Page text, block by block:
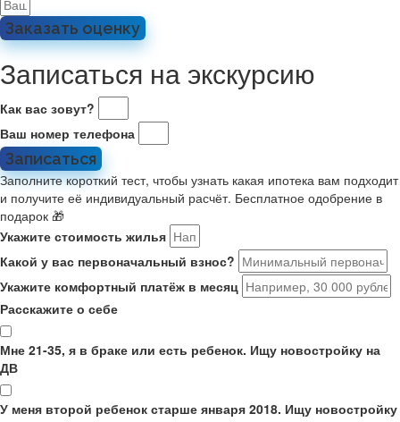
Заказать оценку
Записаться на экскурсию
Как вас зовут?
Ваш номер телефона
Записаться
Заполните короткий тест, чтобы узнать какая ипотека вам подходит
и получите её индивидуальный расчёт. Бесплатное одобрение в
подарок 🎁
Укажите стоимость жилья
Какой у вас первоначальный взнос?
Укажите комфортный платёж в месяц
Расскажите о себе
Мне 21-35, я в браке или есть ребенок. Ищу новостройку на
ДВ
У меня второй ребенок старше января 2018. Ищу новостройку